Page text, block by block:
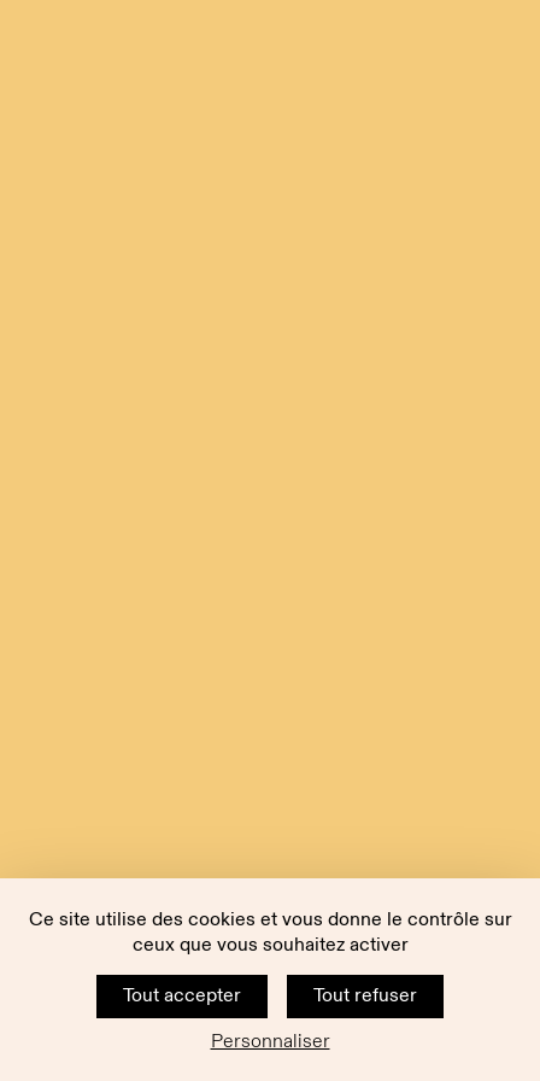
Ce site utilise des cookies et vous donne le contrôle sur
ceux que vous souhaitez activer
Tout accepter
Tout refuser
Personnaliser